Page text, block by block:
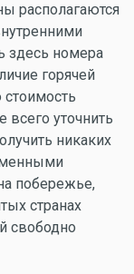
располагаются
здесь номера
горячей
всего уточнить
никаких
побережье,
странах
свободно